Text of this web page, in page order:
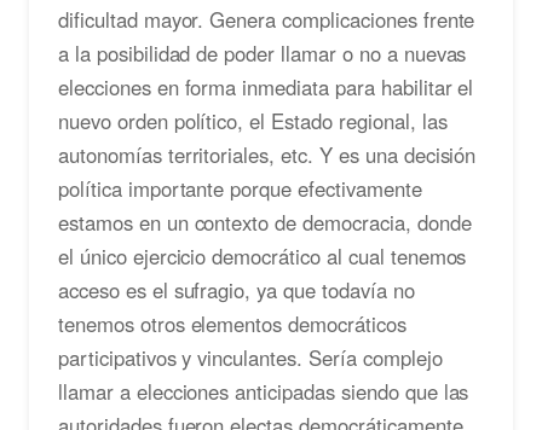
dificultad mayor. Genera complicaciones frente
a la posibilidad de poder llamar o no a nuevas
elecciones en forma inmediata para habilitar el
nuevo orden político, el Estado regional, las
autonomías territoriales, etc. Y es una decisión
política importante porque efectivamente
estamos en un contexto de democracia, donde
el único ejercicio democrático al cual tenemos
acceso es el sufragio, ya que todavía no
tenemos otros elementos democráticos
participativos y vinculantes. Sería complejo
llamar a elecciones anticipadas siendo que las